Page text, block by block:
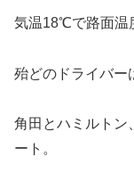
気温18℃で路面温
殆どのドライバー
角田とハミルトン
ート。